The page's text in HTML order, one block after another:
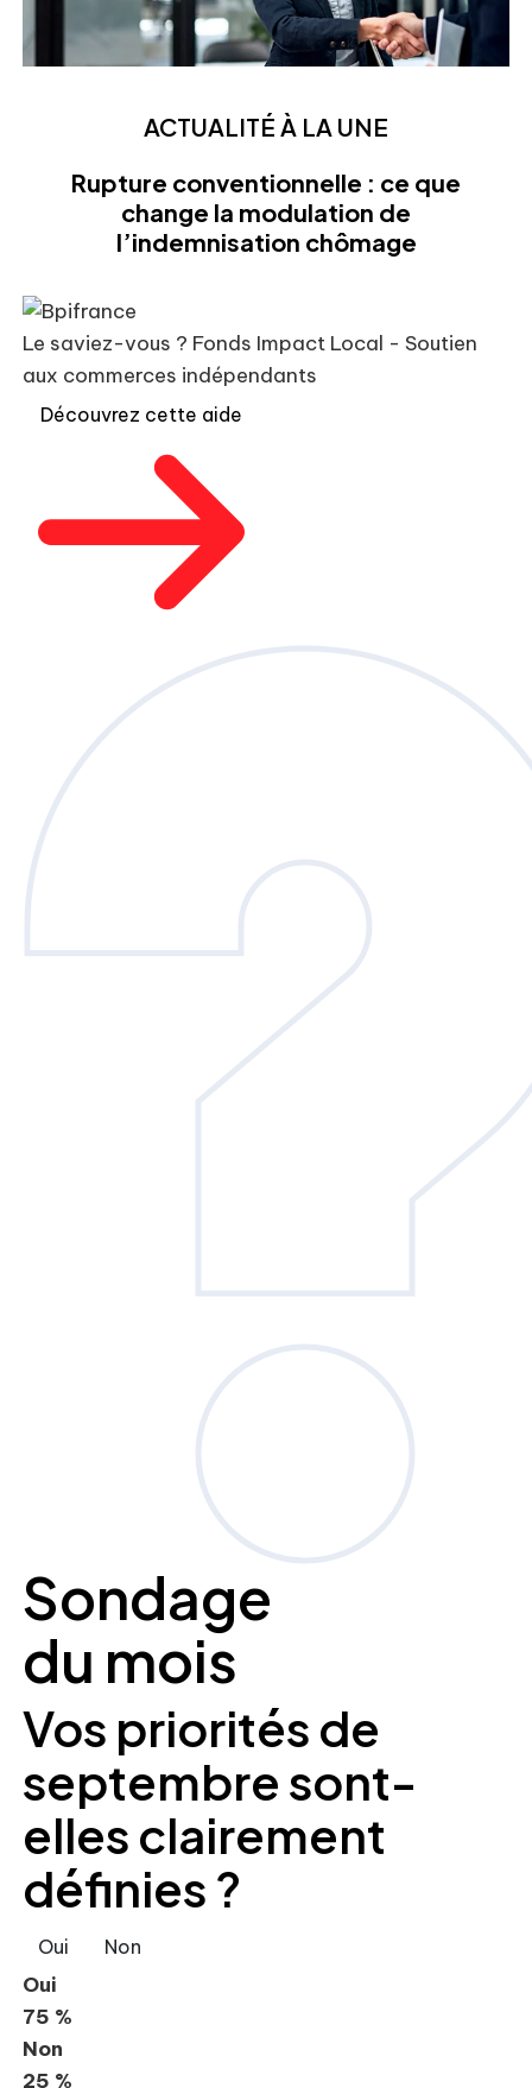
ACTUALITÉ À LA UNE
Rupture conventionnelle : ce que
change la modulation de
l’indemnisation chômage
Le saviez-vous ? Fonds Impact Local - Soutien
aux commerces indépendants
Découvrez cette aide
Sondage
du mois
Vos priorités de
septembre sont-
elles clairement
définies ?
Oui Non
Oui
75 %
Non
25 %